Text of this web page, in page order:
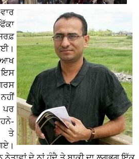
ਆਖ
ਇਸ
ਪਰ
ਤੇ